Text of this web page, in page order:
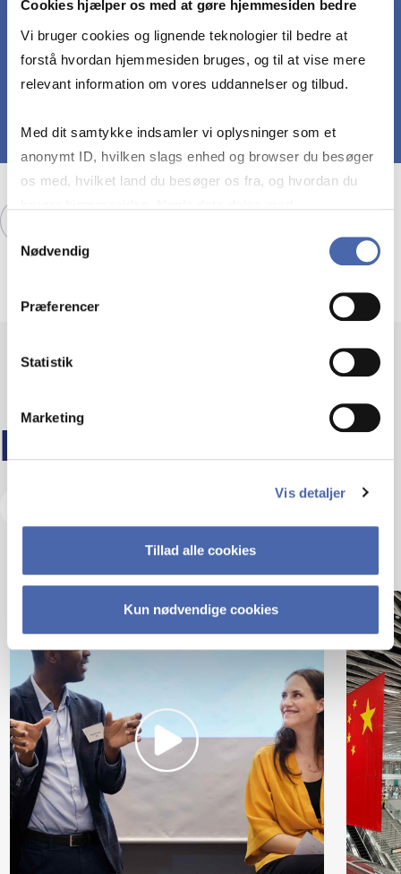
Cookies hjælper os med at gøre hjemmesiden bedre
Vi bruger cookies og lignende teknologier til bedre at
forstå hvordan hjemmesiden bruges, og til at vise mere
relevant information om vores uddannelser og tilbud.
Med dit samtykke indsamler vi oplysninger som et
anonymt ID, hvilken slags enhed og browser du besøger
os med, hvilket land du besøger os fra, og hvordan du
markedsføring. Du bestemmer selv - og kan altid trække
Samtykkevalg
Nødvendig
Præferencer
Statistik
Marketing
Vis detaljer
Tillad alle cookies
Kun nødvendige cookies
af brancher og generationer for at lære,
udveksle idéer og skabe reel forandring.
LÆS MERE